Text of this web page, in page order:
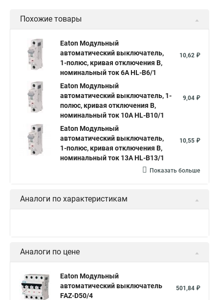
Похожие товары
Eaton Модульный
автоматический выключатель,
1-полюс, кривая отключения B,
номинальный ток 6А HL-B6/1
10,62 ₽
Eaton Модульный
автоматический выключатель, 1-
полюс, кривая отключения B,
номинальный ток 10А HL-B10/1
9,04 ₽
Eaton Модульный
автоматический выключатель,
1-полюс, кривая отключения B,
номинальный ток 13А HL-B13/1
10,55 ₽
Показать больше
Аналоги по характеристикам
Аналоги по цене
Eaton Модульный
автоматический выключатель
FAZ-D50/4
501,84 ₽